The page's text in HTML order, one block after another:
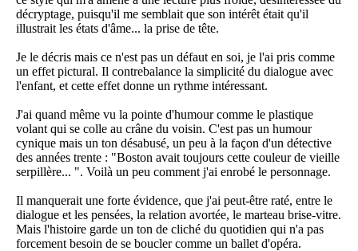
décryptage, puisqu'il me semblait que son intérêt était qu'il
illustrait les états d'âme... la prise de tête.
Je le décris mais ce n'est pas un défaut en soi, je l'ai pris comme
un effet pictural. Il contrebalance la simplicité du dialogue avec
l'enfant, et cette effet donne un rythme intéressant.
J'ai quand même vu la pointe d'humour comme le plastique
volant qui se colle au crâne du voisin. C'est pas un humour
cynique mais un ton désabusé, un peu à la façon d'un détective
des années trente : "Boston avait toujours cette couleur de vieille
serpillère... ". Voilà un peu comment j'ai enrobé le personnage.
Il manquerait une forte évidence, que j'ai peut-être raté, entre le
dialogue et les pensées, la relation avortée, le marteau brise-vitre.
Mais l'histoire garde un ton de cliché du quotidien qui n'a pas
forcement besoin de se boucler comme un ballet d'opéra.